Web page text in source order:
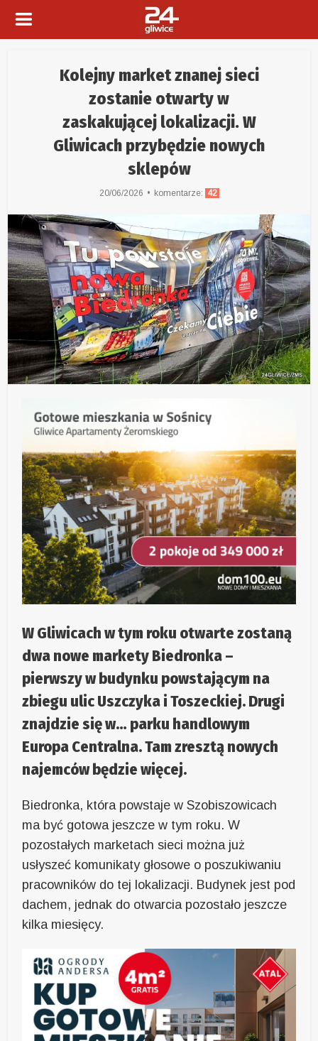
Kolejny market znanej sieci
zostanie otwarty w
zaskakującej lokalizacji. W
Gliwicach przybędzie nowych
sklepów
20/06/2026 komentarze: 42
W Gliwicach w tym roku otwarte zostaną
dwa nowe markety Biedronka –
pierwszy w budynku powstającym na
zbiegu ulic Uszczyka i Toszeckiej. Drugi
znajdzie się w… parku handlowym
Europa Centralna. Tam zresztą nowych
najemców będzie więcej.
Biedronka, która powstaje w Szobiszowicach
ma być gotowa jeszcze w tym roku. W
pozostałych marketach sieci można już
usłyszeć komunikaty głosowe o poszukiwaniu
pracowników do tej lokalizacji. Budynek jest pod
dachem, jednak do otwarcia pozostało jeszcze
kilka miesięcy.